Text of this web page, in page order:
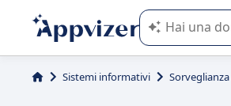
L'IA di
Sistemi informativi